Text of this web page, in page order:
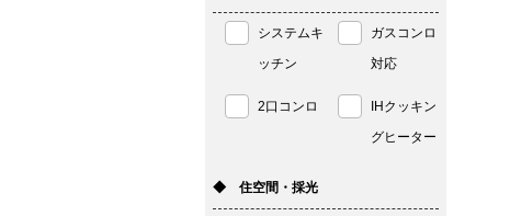
システムキ
ッチン
ガスコンロ
対応
2口コンロ
IHクッキン
グヒーター
◆ 住空間・採光